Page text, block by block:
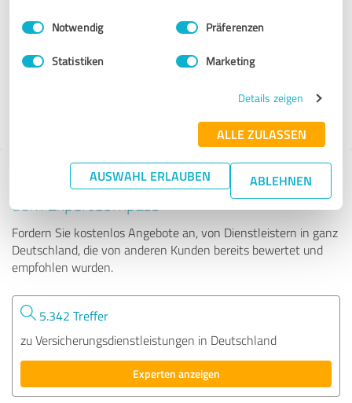
Impressum Datenschutzbestimmungen
Einwilligungsauswahl
Notwendig Präferenzen
Statistiken Marketing
Details zeigen
ALLE ZULASSEN
AUSWAHL ERLAUBEN ABLEHNEN
KLEMMER International Assekuradeur GmbH
Tipp: Die passenden Experten finden - mit
dem ExpertCompass
Fordern Sie kostenlos Angebote an, von Dienstleistern in ganz
Deutschland, die von anderen Kunden bereits bewertet und
empfohlen wurden.
5.342 Treffer
zu Versicherungsdienstleistungen in Deutschland
Experten anzeigen